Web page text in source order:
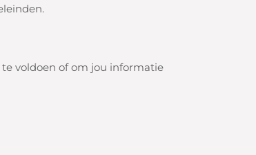
voldoen of om jou informatie